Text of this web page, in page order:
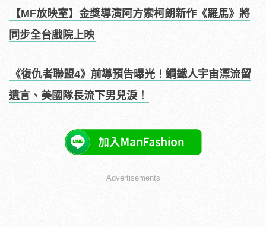
【MF放映室】金獎導演阿方索柯朗新作《羅馬》將
同步全台戲院上映
《復仇者聯盟4》前導預告曝光！鋼鐵人宇宙漂流留
遺言、美國隊長流下男兒淚！
Advertisements